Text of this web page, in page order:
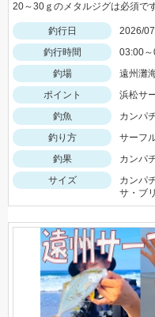
20～30ｇのメタルジグは必須で
釣行日
2026/
釣行時間
03:00
釣場
遠州灘
ポイント
浜松サ
釣魚
カンパ
釣り方
サーフ
釣果
カンパ
サイズ
カンパ
サ・ブ